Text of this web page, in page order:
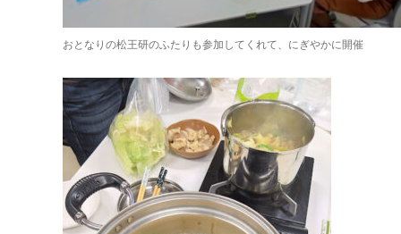
おとなりの松王研のふたりも参加してくれて、にぎやかに開催